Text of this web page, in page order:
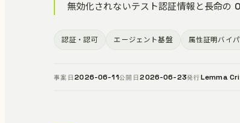
無効化されないテスト認証情報と長命
認証・認可 エージェント基盤 属性証明バイ
事案日2026-06-11公開日2026-06-23発行Lemma